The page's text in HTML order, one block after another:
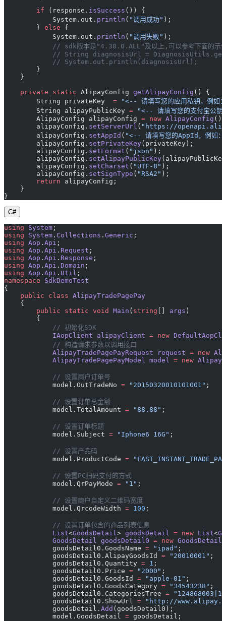
        if
(response. isSuccess ()) {
            System.out.
println ( "调用成功" );
        }
else {
            System.out.
println ( "调用失败" );
// sdk版本是"4.38.0.ALL"及以上,可以参考下面的示例
// String diagnosisUrl =
            // System.out.println(diagnosisUrl);
        }
    }
    private
static AlipayConfig getAlipayConfig () {
        String privateKey
= "<-- 请填写您的应用私钥，例
        String alipayPublicKey
= "<-- 请填写您的支付宝公
        AlipayConfig alipayConfig
= new AlipayConfig ();
        alipayConfig.
setServerUrl ( "https://
        alipayConfig.
setAppId ( "<-- 请填写您的AppId，例如
        alipayConfig.
setPrivateKey(privateKey);
        alipayConfig.
setFormat ( "json" );
        alipayConfig.
setAlipayPublicKey
        alipayConfig.
setCharset ( "UTF-8" );
        alipayConfig.
setSignType ( "RSA2" );
        return
alipayConfig;
    }
}
C#
using System ;
using System . Collections . Generic ;
using Aop . Api ;
using Aop . Api . Request ;
using Aop . Api . Response ;
using Aop . Api . Domain ;
using Aop . Api . Util ;
namespace SdkDemoTest
{
    public
class AlipayTradePagePay
    {
        public
static void Main ( string args )
        {
            // 初始化SDK
            IAopClient
alipayClient = new
            // 构造请求参数以调用接口
            AlipayTradePagePayRequest
request = new
            AlipayTradePagePayModel
model = new
            // 设置商户订单号
            model.OutTradeNo
= "20150320010101001" ;
            // 设置订单总金额
            model.TotalAmount
= "88.88" ;
            // 设置订单标题
            model.Subject
= "Iphone6 16G" ;
            // 设置产品码
            model.ProductCode
=
            // 设置PC扫码支付的方式
            model.QrPayMode
= "1" ;
            // 设置商户自定义二维码宽度
            model.QrcodeWidth
= 100 ;
            // 设置订单包含的商品列表信息
            List
<GoodsDetail> goodsDetail = new List<
            GoodsDetail
goodsDetail0 = new GoodsDetail
            goodsDetail0.GoodsName
= "ipad" ;
            goodsDetail0.AlipayGoodsId
= "20010001" ;
            goodsDetail0.Quantity
= 1 ;
            goodsDetail0.Price
= "2000" ;
            goodsDetail0.GoodsId
= "apple-01" ;
            goodsDetail0.GoodsCategory
= "34543238" ;
            goodsDetail0.CategoriesTree
=
            goodsDetail0.ShowUrl
= "http://
            goodsDetail.
Add (goodsDetail0);
            model.GoodsDetail
= goodsDetail;